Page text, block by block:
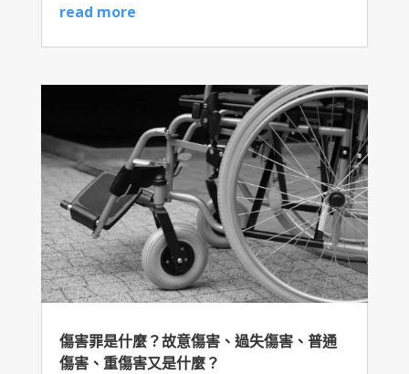
read more
傷害罪是什麼？故意傷害、過失傷害、普通
傷害、重傷害又是什麼？